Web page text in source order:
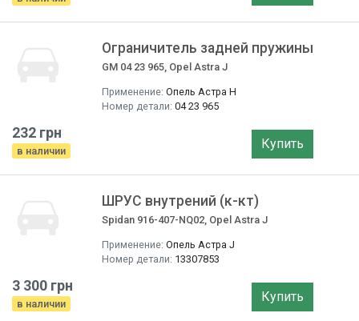
Ограничитель задней пружины
GM 04 23 965, Opel Astra J
Применение: Опель Астра H
Номер детали: 04 23 965
232 грн
в наличии Купить
ШРУС внутрений (к-кт)
Spidan 916-407-NQ02, Opel Astra J
Применение: Опель Астра J
Номер детали: 13307853
3 300 грн
в наличии Купить